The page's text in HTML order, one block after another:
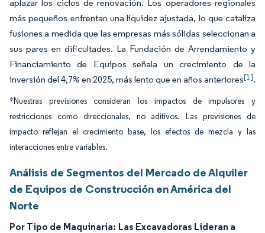
aplazar los ciclos de renovación. Los operadores regionales
más pequeños enfrentan una liquidez ajustada, lo que cataliza
fusiones a medida que las empresas más sólidas seleccionan a
sus pares en dificultades. La Fundación de Arrendamiento y
Financiamiento de Equipos señala un crecimiento de la
inversión del 4,7% en 2025, más lento que en años anteriores[1].
*Nuestras previsiones consideran los impactos de impulsores y
restricciones como direccionales, no aditivos. Las previsiones de
impacto reflejan el crecimiento base, los efectos de mezcla y las
interacciones entre variables.
Análisis de Segmentos del Mercado de Alquiler
de Equipos de Construcción en América del
Norte
Por Tipo de Maquinaria: Las Excavadoras Lideran a